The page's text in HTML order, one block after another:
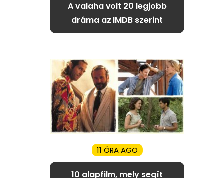
A valaha volt 20 legjobb
dráma az IMDB szerint
11 ÓRA AGO
10 alapfilm, mely segít